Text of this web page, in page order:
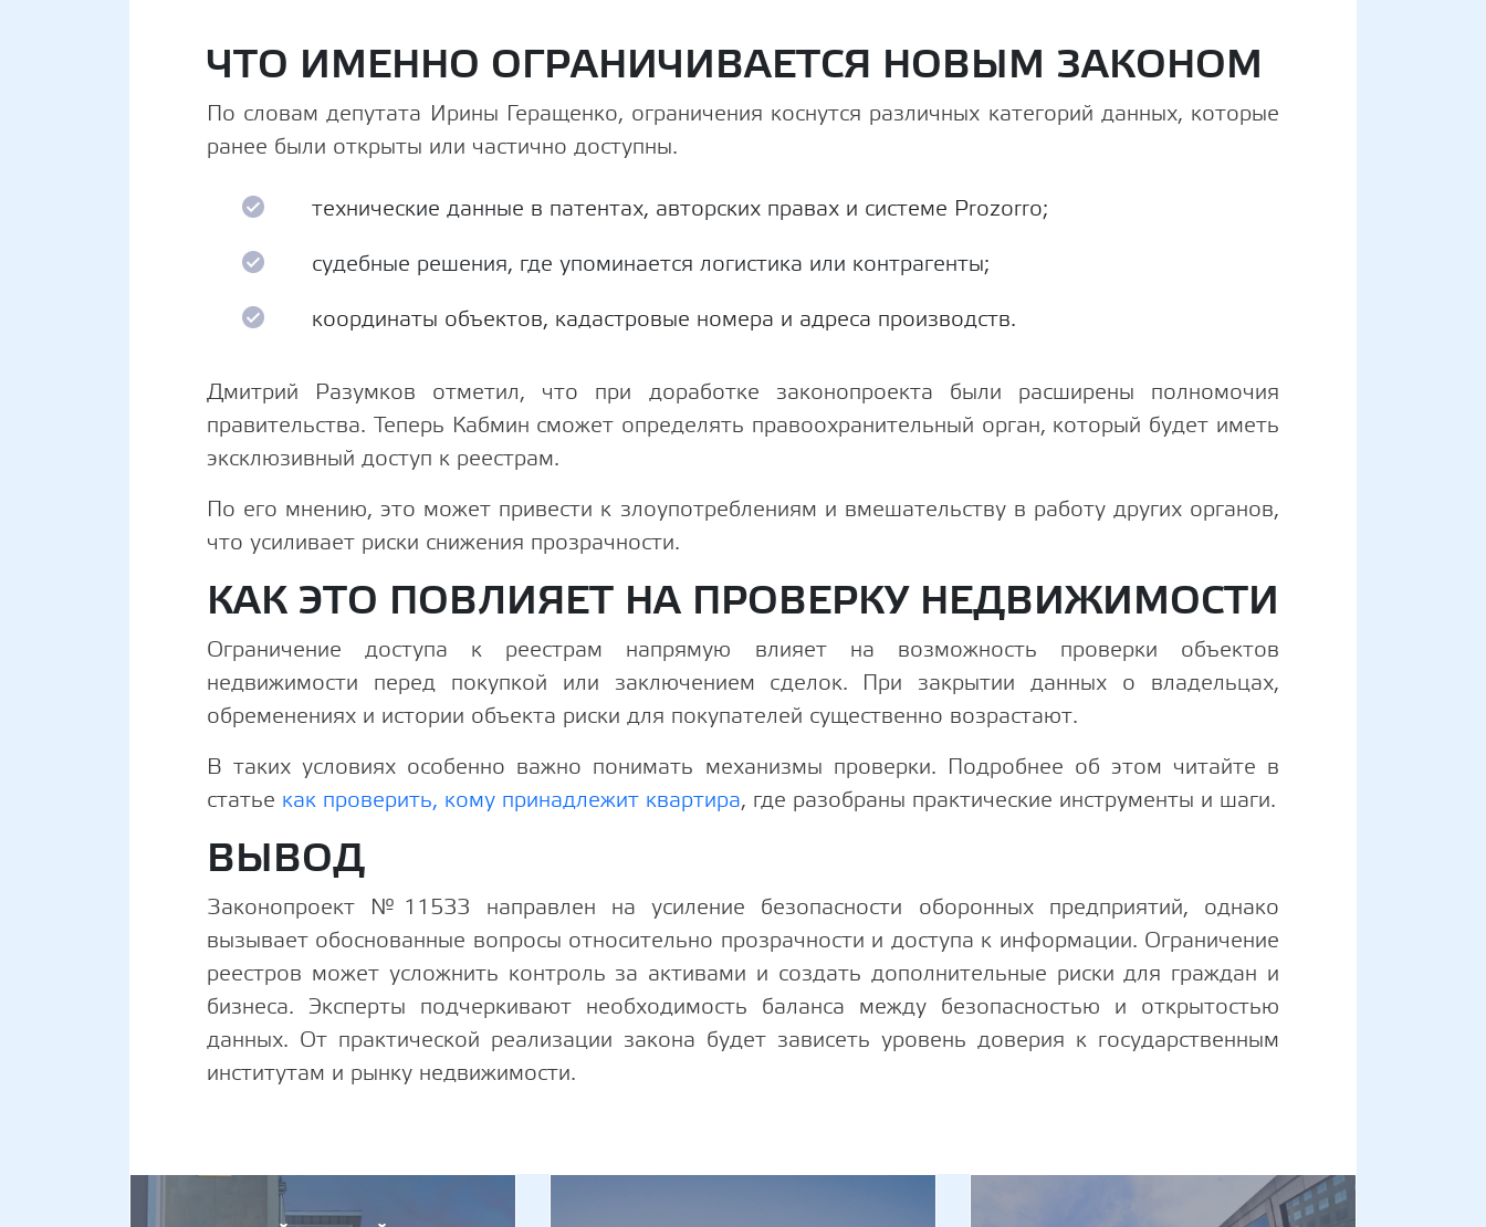
ЧТО ИМЕННО ОГРАНИЧИВАЕТСЯ НОВЫМ ЗАКОНОМ
По словам депутата Ирины Геращенко, ограничения коснутся различных категорий данных, которые
ранее были открыты или частично доступны.
технические данные в патентах, авторских правах и системе Prozorro;
судебные решения, где упоминается логистика или контрагенты;
координаты объектов, кадастровые номера и адреса производств.
Дмитрий Разумков отметил, что при доработке законопроекта были расширены полномочия
правительства. Теперь Кабмин сможет определять правоохранительный орган, который будет иметь
эксклюзивный доступ к реестрам.
По его мнению, это может привести к злоупотреблениям и вмешательству в работу других органов,
что усиливает риски снижения прозрачности.
КАК ЭТО ПОВЛИЯЕТ НА ПРОВЕРКУ НЕДВИЖИМОСТИ
Ограничение доступа к реестрам напрямую влияет на возможность проверки объектов
недвижимости перед покупкой или заключением сделок. При закрытии данных о владельцах,
обременениях и истории объекта риски для покупателей существенно возрастают.
В таких условиях особенно важно понимать механизмы проверки. Подробнее об этом читайте в
статье как проверить, кому принадлежит квартира, где разобраны практические инструменты и шаги.
ВЫВОД
Законопроект №11533 направлен на усиление безопасности оборонных предприятий, однако
вызывает обоснованные вопросы относительно прозрачности и доступа к информации. Ограничение
реестров может усложнить контроль за активами и создать дополнительные риски для граждан и
бизнеса. Эксперты подчеркивают необходимость баланса между безопасностью и открытостью
данных. От практической реализации закона будет зависеть уровень доверия к государственным
институтам и рынку недвижимости.
Каждый пятый украинец пострадал от войны: данные опросы об
Украинцам